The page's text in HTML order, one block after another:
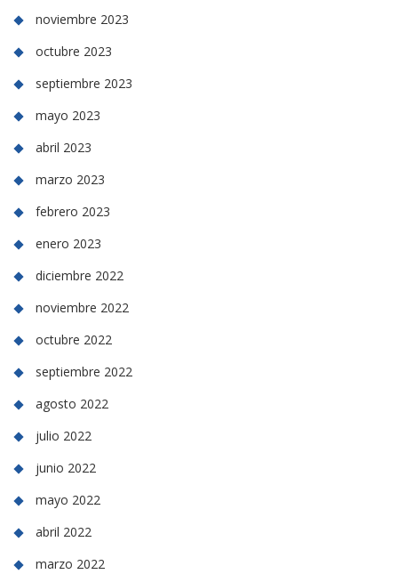
noviembre 2023
octubre 2023
septiembre 2023
mayo 2023
abril 2023
marzo 2023
febrero 2023
enero 2023
diciembre 2022
noviembre 2022
octubre 2022
septiembre 2022
agosto 2022
julio 2022
junio 2022
mayo 2022
abril 2022
marzo 2022